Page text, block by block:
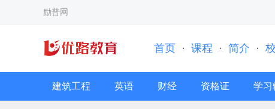
励普网
首页 · 课程 · 简介 ·
建筑工程 英语 财经 资格证 学习